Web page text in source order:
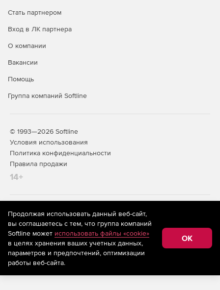
Стать партнером
Вход в ЛК партнера
О компании
Вакансии
Помощь
Группа компаний Softline
© 1993—2026 Softline
Условия использования
Политика конфиденциальности
Правила продажи
14+
На информационном ресурсе store.softline.ru применяются
рекомендательные технологии
(информационные технологии
предоставления информации на основе сбора,
систематизации и анализа сведений, относящихся к
предпочтениям пользователей сети «Интернет»,
находящихся на территории Российской Федерации)
Продолжая использовать данный веб-сайт,
вы соглашаетесь с тем, что группа компаний
Softline может использовать файлы «cookie»
в целях хранения ваших учетных данных,
параметров и предпочтений, оптимизации
работы веб-сайта.
OK